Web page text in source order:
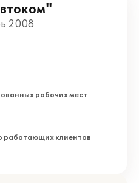
2008
рабочих мест
работающих клиентов